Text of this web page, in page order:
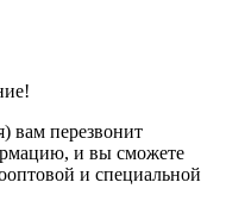
вам перезвонит
и вы сможете
и специальной